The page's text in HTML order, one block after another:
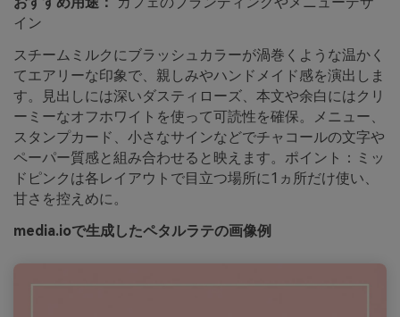
イン
スチームミルクにブラッシュカラーが渦巻くような温かく
てエアリーな印象で、親しみやハンドメイド感を演出しま
す。見出しには深いダスティローズ、本文や余白にはクリ
ーミーなオフホワイトを使って可読性を確保。メニュー、
スタンプカード、小さなサインなどでチャコールの文字や
ペーパー質感と組み合わせると映えます。ポイント：ミッ
ドピンクは各レイアウトで目立つ場所に1ヵ所だけ使い、
甘さを控えめに。
media.ioで生成したペタルラテの画像例